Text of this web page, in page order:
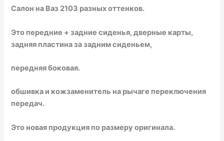
Салон на Ваз 2103 разных оттенков.
Это передние + задние сиденья, дверные карты,
задняя пластина за задним сиденьем,
передняя боковая.
обшивка и кожзаменитель на рычаге переключения
передач.
Это новая продукция по размеру оригинала.